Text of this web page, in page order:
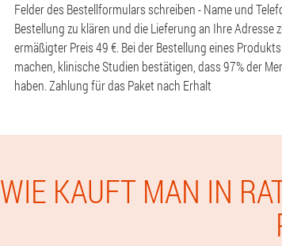
Felder des Bestellformulars schreiben - Name und
Bestellung zu klären und die Lieferung an Ihre
ermäßigter Preis 49 €. Bei der Bestellung eines
machen, klinische Studien bestätigen, dass 97% der
haben. Zahlung für das Paket nach Erhalt
WIE KAUFT MAN IN